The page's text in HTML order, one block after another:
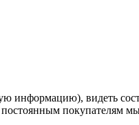
информацию), видеть
покупателям